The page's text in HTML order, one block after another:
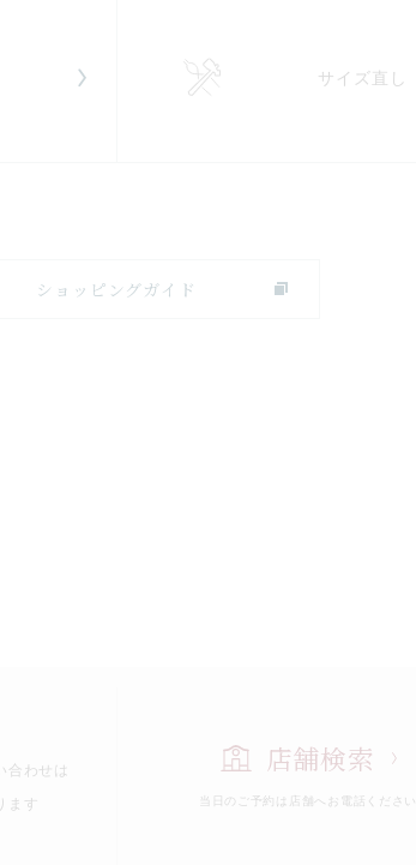
サイズ直し
ショッピングガイド
合わせは
す
店舗検索
当日のご予約は 店舗へお電話ください